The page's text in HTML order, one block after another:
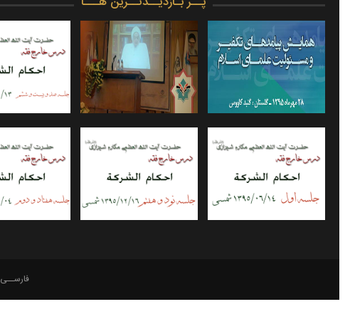
پیام آیت الله العظمی
مکارم شیرازی به همایش
پیامدهای تکفیر و
مسئولیت علمای اسلام
پیام معظم له به همایش
جریان‎های تکفیری؛ علل
گرایش و راه‏کارهای
مقابله
۹۶/۰۲/۱۳
۹۵/۱۱/۰۴فارســی